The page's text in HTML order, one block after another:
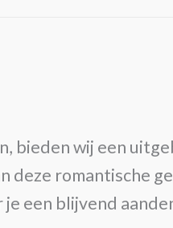
bieden wij een
deze romantische
een blijvend